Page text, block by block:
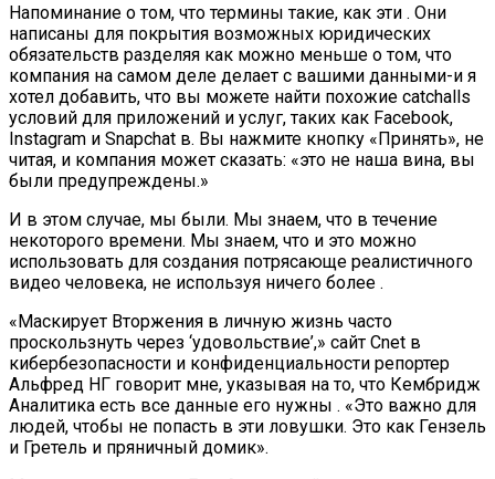
Напоминание о том, что термины такие, как эти . Они
написаны для покрытия возможных юридических
обязательств разделяя как можно меньше о том, что
компания на самом деле делает с вашими данными-и я
хотел добавить, что вы можете найти похожие catchalls
условий для приложений и услуг, таких как Facebook,
Instagram и Snapchat в. Вы нажмите кнопку «Принять», не
читая, и компания может сказать: «это не наша вина, вы
были предупреждены.»
И в этом случае, мы были. Мы знаем, что в течение
некоторого времени. Мы знаем, что и это можно
использовать для создания потрясающе реалистичного
видео человека, не используя ничего более .
«Маскирует Вторжения в личную жизнь часто
проскользнуть через ‘удовольствие’,» сайт Cnet в
кибербезопасности и конфиденциальности репортер
Альфред НГ говорит мне, указывая на то, что Кембридж
Аналитика есть все данные его нужны . «Это важно для
людей, чтобы не попасть в эти ловушки. Это как Гензель
и Гретель и пряничный домик».